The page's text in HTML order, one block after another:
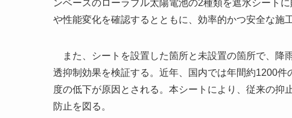
ンベースのローラブル太陽電池の2種類を遮水シート
や性能変化を確認するとともに、効率的かつ安全な施
また、シートを設置した箇所と未設置の箇所で、降
透抑制効果を検証する。近年、国内では年間約1200
度の低下が原因とされる。本シートにより、従来の
防止を図る。